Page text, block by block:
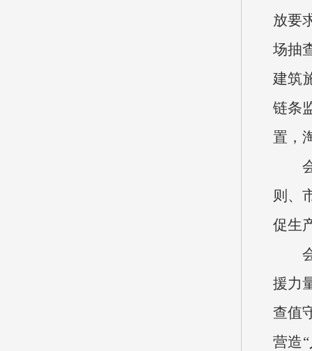
放要
场抽
建筑
链条
置，
则、
促生
援力
查值
营造